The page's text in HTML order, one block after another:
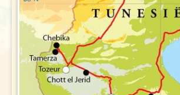
Geldzaken
Maaltijden
Gezondheid
Klimaat en geografie